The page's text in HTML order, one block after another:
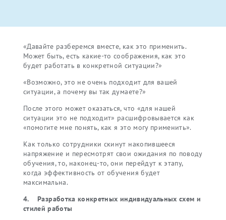
«Давайте разберемся вместе, как это применить.
Может быть, есть какие-то соображения, как это
будет работать в конкретной ситуации?»
«Возможно, это не очень подходит для вашей
ситуации, а почему вы так думаете?»
После этого может оказаться, что «для нашей
ситуации это не подходит» расшифровывается как
«помогите мне понять, как я это могу применить».
Как только сотрудники скинут накопившееся
напряжение и пересмотрят свои ожидания по поводу
обучения, то, наконец-то, они перейдут к этапу,
когда эффективность от обучения будет
максимальна.
4. Разработка конкретных индивидуальных схем и
стилей работы